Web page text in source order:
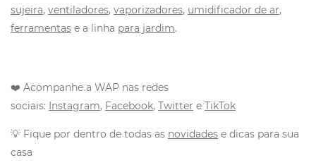
sujeira, ventiladores, vaporizadores, umidificador de ar,
ferramentas e a linha para jardim.
❤️ Acompanhe a WAP nas redes
sociais: Instagram, Facebook, Twitter e TikTok
💡 Fique por dentro de todas as novidades e dicas para sua
casa